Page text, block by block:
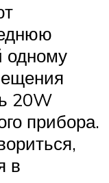
одному
20W
прибора.
в